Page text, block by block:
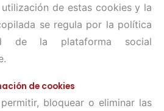
de estas cookies y la
se regula por la política
de la plataforma social
de cookies
bloquear o eliminar las